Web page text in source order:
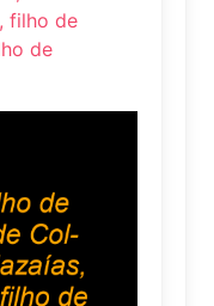
filho de
de